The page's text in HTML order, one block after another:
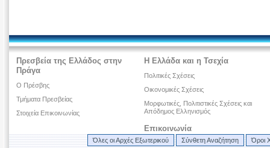
Πρεσβεία της Ελλάδος στην
Πράγα
Ο Πρέσβης
Τμήματα Πρεσβείας
Στοιχεία Επικοινωνίας
Η Ελλάδα και η Τσεχία
Πολιτικές Σχέσεις
Οικονομικές Σχέσεις
Μορφωτικές, Πολιτιστικές Σχέσεις και
Απόδημος Ελληνισμός
Επικοινωνία
Όλες οι Αρχές Εξωτερικού Σύνθετη Αναζήτηση Όροι